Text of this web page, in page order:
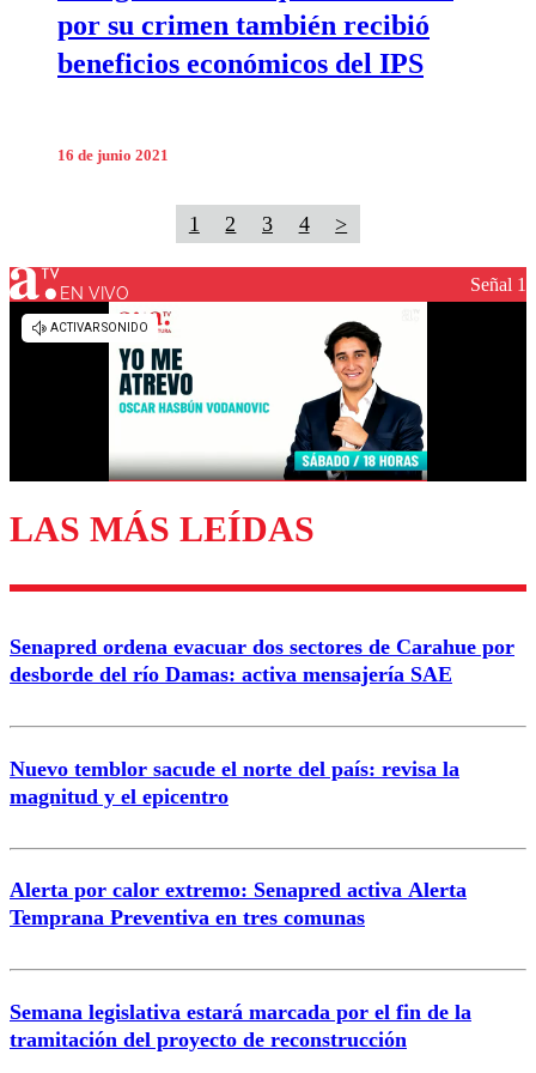
por su crimen también recibió
beneficios económicos del IPS
16 de junio 2021
1 2 3 4 >
EN VIVO Señal 1
LAS MÁS LEÍDAS
Senapred ordena evacuar dos sectores de Carahue por
desborde del río Damas: activa mensajería SAE
Nuevo temblor sacude el norte del país: revisa la
magnitud y el epicentro
Alerta por calor extremo: Senapred activa Alerta
Temprana Preventiva en tres comunas
Semana legislativa estará marcada por el fin de la
tramitación del proyecto de reconstrucción